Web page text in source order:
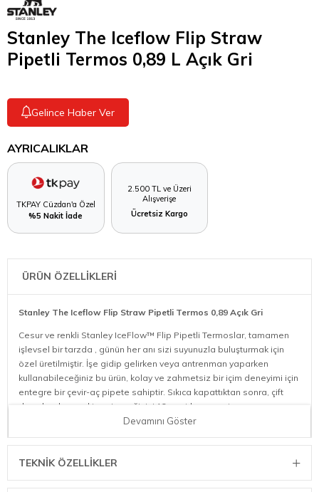
Stanley The Iceflow Flip Straw
Pipetli Termos 0,89 L Açık Gri
Gelince Haber Ver
AYRICALIKLAR
TKPAY Cüzdan'a Özel
%5 Nakit İade
2.500 TL ve Üzeri
Alışverişe
Ücretsiz Kargo
ÜRÜN ÖZELLİKLERİ
Stanley The Iceflow Flip Straw Pipetli Termos 0,89 Açık Gri
Cesur ve renkli Stanley IceFlow™ Flip Pipetli Termoslar, tamamen
işlevsel bir tarzda , günün her anı sizi suyunuzla buluşturmak için
özel üretilmiştir. İşe gidip gelirken veya antrenman yaparken
kullanabileceğiniz bu ürün, kolay ve zahmetsiz bir içim deneyimi için
entegre bir çevir-aç pipete sahiptir. Sıkıca kapattıktan sonra, çift
duvarlı vakum yalıtımı, içeceğinizi 12 saat boyunca tamamen
sızdırmaz ve soğuk, 48 saat boyunca ise buzlu tutacaktır.
sığar! Katlanabilir tutacağı, termosunuzu hızlı bir şekilde kavrayıp
yola koyulmanızı sağlar. Hayatınızı kolaylaştırmaya yardımcı olmak
Devamını Göster
TEKNIK ÖZELLIKLER